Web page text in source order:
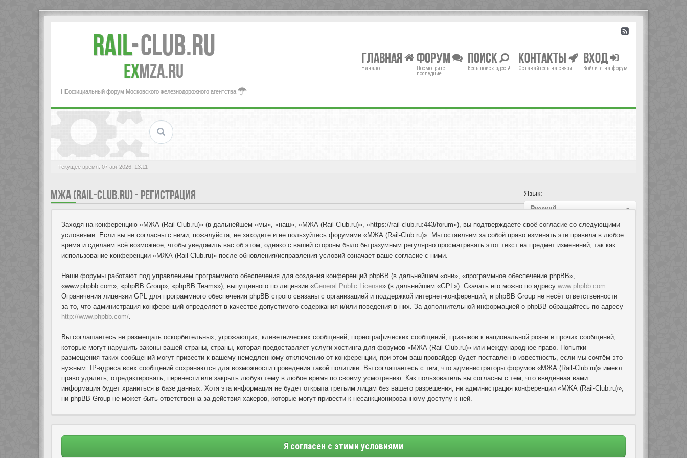
Rail-Club.RU
exMZA.RU
НЕофициальный форум Московского железнодорожного агентства
Главная
Начало
Форум
Посмотрите
последние...
Поиск
Весь поиск здесь!
Контакты
Оставайтесь на связи
Вход
Войдите на форум
Текущее время: 07 авг 2026, 13:11
Язык:
Русский
МЖА (RAIL-CLUB.RU) - РЕГИСТРАЦИЯ
Заходя на конференцию «МЖА (Rail-Club.ru)» (в дальнейшем «мы», «наш», «МЖА (Rail-Club.ru)», «https://rail-club.ru:443/forum»), вы подтверждаете своё согласие со следующими
условиями. Если вы не согласны с ними, пожалуйста, не заходите и не пользуйтесь форумами «МЖА (Rail-Club.ru)». Мы оставляем за собой право изменять эти правила в любое
время и сделаем всё возможное, чтобы уведомить вас об этом, однако с вашей стороны было бы разумным регулярно просматривать этот текст на предмет изменений, так как
использование конференции «МЖА (Rail-Club.ru)» после обновления/исправления условий означает ваше согласие с ними.
Наши форумы работают под управлением программного обеспечения для создания конференций phpBB (в дальнейшем «они», «программное обеспечение phpBB»,
«www.phpbb.com», «phpBB Group», «phpBB Teams»), выпущенного по лицензии «General Public License» (в дальнейшем «GPL»). Скачать его можно по адресу www.phpbb.com.
Ограничения лицензии GPL для программного обеспечения phpBB строго связаны с организацией и поддержкой интернет-конференций, и phpBB Group не несёт ответственности
за то, что администрация конференций определяет в качестве допустимого содержания и/или поведения в них. За дополнительной информацией о phpBB обращайтесь по адресу
http://www.phpbb.com/.
Вы соглашаетесь не размещать оскорбительных, угрожающих, клеветнических сообщений, порнографических сообщений, призывов к национальной розни и прочих сообщений,
которые могут нарушить законы вашей страны, страны, которая предоставляет услуги хостинга для форумов «МЖА (Rail-Club.ru)» или международное право. Попытки
размещения таких сообщений могут привести к вашему немедленному отключению от конференции, при этом ваш провайдер будет поставлен в известность, если мы сочтём это
нужным. IP-адреса всех сообщений сохраняются для возможности проведения такой политики. Вы соглашаетесь с тем, что администраторы форумов «МЖА (Rail-Club.ru)» имеют
право удалить, отредактировать, перенести или закрыть любую тему в любое время по своему усмотрению. Как пользователь вы согласны с тем, что введённая вами
информация будет храниться в базе данных. Хотя эта информация не будет открыта третьим лицам без вашего разрешения, ни администрация конференции «МЖА (Rail-Club.ru)»,
ни phpBB Group не может быть ответственна за действия хакеров, которые могут привести к несанкционированному доступу к ней.
Я согласен с этими условиями